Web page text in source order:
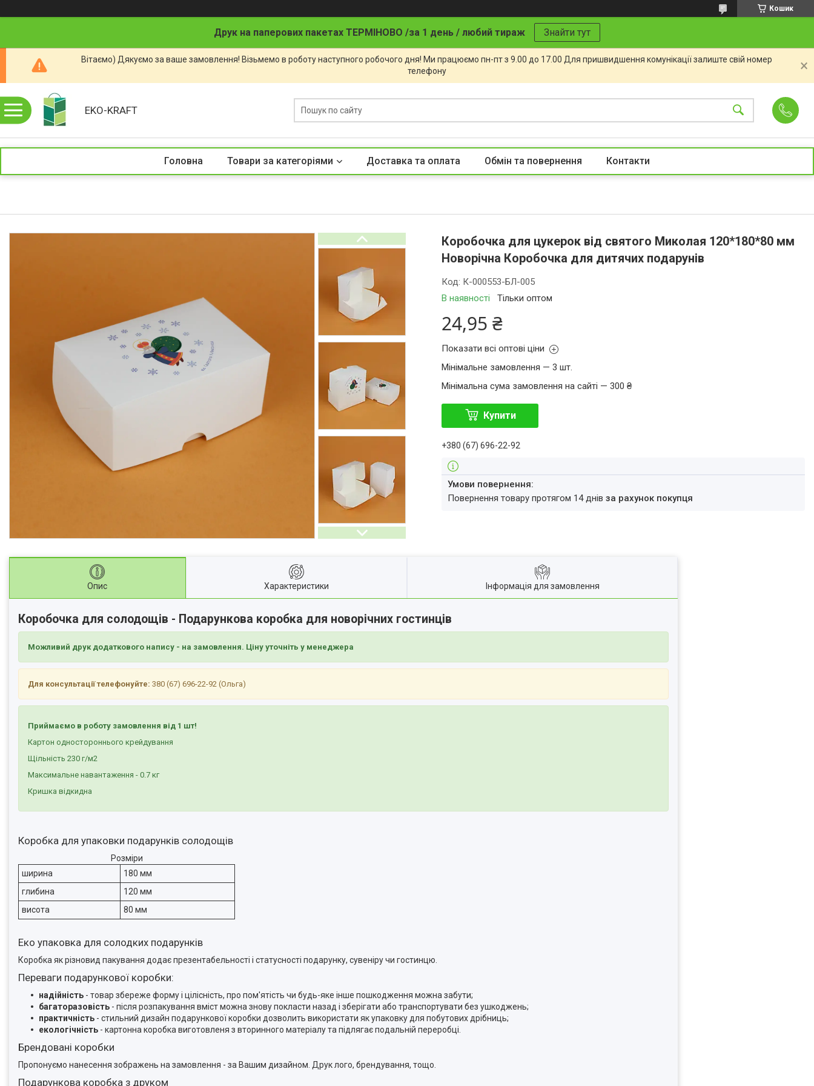
Кошик
Друк на паперових пакетах ТЕРМІНОВО /за 1 день / любий тираж Знайти тут
Вітаємо) Дякуємо за ваше замовлення! Візьмемо в роботу наступного робочого дня! Ми працюємо пн-пт з 9.00 до 17.00 Для пришвидшення комунікації залиште свій номер
телефону
EKO-KRAFT
Головна Товари за категоріями Доставка та оплата Обмін та повернення Контакти
Коробочка для цукерок від святого Миколая 120*180*80 мм
Новорічна Коробочка для дитячих подарунів
В наявності Тільки оптом
Код: К-000553-БЛ-005
24,95 ₴
Мінімальне замовлення — 3 шт.
Показати всі оптові ціни
Мінімальна сума замовлення на сайті — 300 ₴
Купити
+380 (67) 696-22-92
повернення товару протягом 14 днівза рахунок покупця
Опис Характеристики Інформація для замовлення
Коробочка для солодощів - Подарункова коробка для новорічних гостинців
Можливий друк додаткового напису - на замовлення. Ціну уточніть у менеджера
Для консультації телефонуйте: 380 (67) 696-22-92 (Ольга)
Приймаємо в роботу замовлення від 1 шт!
Картон одностороннього крейдування
Щільність 230 г/м2
Максимальне навантаження - 0.7 кг
Кришка відкидна
Коробка для упаковки подарунків солодощів
Розміри
ширина
180 мм
глибина
120 мм
висота
80 мм
Еко упаковка для солодких подарунків
Коробка як різновид пакування додає презентабельності і статусності подарунку, сувеніру чи гостинцю.
Переваги подарункової коробки:
надійність - товар збереже форму і цілісність, про пом'ятість чи будь-яке інше пошкодження можна забути;
багаторазовість - після розпакування вміст можна знову покласти назад і зберігати або транспортувати без ушкоджень;
практичність - стильний дизайн подарункової коробки дозволить використати як упаковку для побутових дрібниць;
екологічність - картонна коробка виготовленя з вторинного матеріалу та підлягає подальній переробці.
Брендовані коробки
Пропонуємо нанесення зображень на замовлення - за Вашим дизайном. Друк лого, брендування, тощо.
Подарункова коробка з друком